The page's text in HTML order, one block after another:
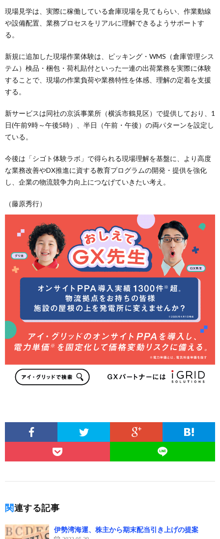
現場見学は、実際に稼働している倉庫現場を見てもらい、作業動線
や設備配置、業務プロセスをリアルに理解できるようサポートす
る。
新規に追加した現場作業体験は、ピッキング・WMS（倉庫管理シス
テム）検品・梱包・荷札貼付といった一連の出荷業務を実際に体験
することで、現場の作業負荷や業務特性を体感、理解の定着を支援
する。
新サービスは同社の京浜事業所（横浜市鶴見区）で提供しており、1
日(午前9時～午後5時）、半日（午前・午後）の両パターンを設定し
ている。
今後は「シゴト体験ラボ」で得られる現場理解を基盤に、より高度
な業務改善やDX推進に資する教育プログラムの開発・提供を強化
し、企業の物流競争力向上につなげていきたい考え。
（藤原秀行）
関連する記事
伊勢湾海運、株主から期末配当引き上げの提案